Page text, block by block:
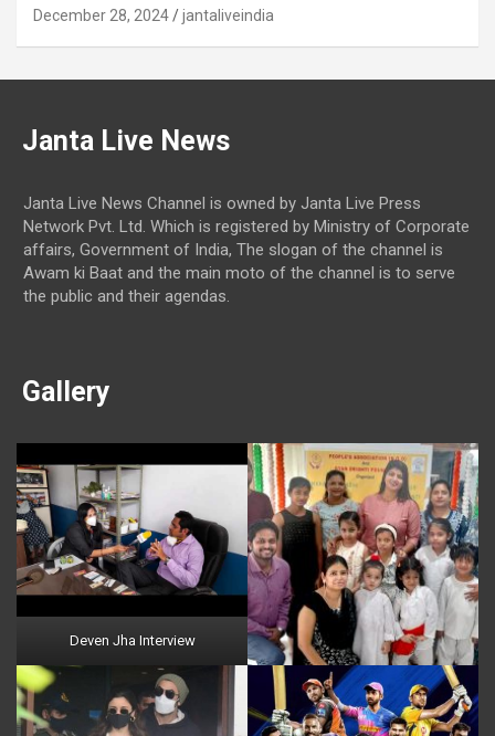
December 28, 2024 jantaliveindia
Janta Live News
Janta Live News Channel is owned by Janta Live Press
Network Pvt. Ltd. Which is registered by Ministry of Corporate
affairs, Government of India, The slogan of the channel is
Awam ki Baat and the main moto of the channel is to serve
the public and their agendas.
Gallery
Deven Jha Interview